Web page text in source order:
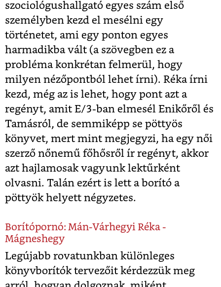
szociológushallgató egyes szám első
személyben kezd el mesélni egy
történetet, ami egy ponton egyes
harmadikba vált (a szövegben ez a
probléma konkrétan felmerül, hogy
milyen nézőpontból lehet írni). Réka írni
kezd, még az is lehet, hogy pont azt a
regényt, amit E/3-ban elmesél Enikőről és
Tamásról, de semmiképp se pöttyös
könyvet, mert mint megjegyzi, ha egy női
szerző nőnemű főhősről ír regényt, akkor
azt hajlamosak vagyunk lektűrként
olvasni. Talán ezért is lett a borító a
pöttyök helyett négyzetes.
Borítópornó: Mán-Várhegyi Réka -
Mágneshegy
Legújabb rovatunkban különleges
könyvborítók tervezőit kérdezzük meg